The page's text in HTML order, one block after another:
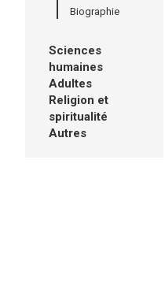
Biographie
Sciences
humaines
Adultes
Religion et
spiritualité
Autres